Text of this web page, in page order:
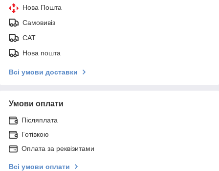
Нова Пошта
Самовивіз
САТ
Нова пошта
Всі умови доставки
Умови оплати
Післяплата
Готівкою
Оплата за реквізитами
Всі умови оплати